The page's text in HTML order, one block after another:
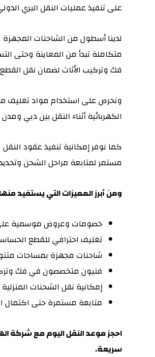
على تنفيذ عمليات النقل البري
لدينا أسطول من الشاحنات المجهزة
متكاملة تبدأ من المعاينة وحتى
فك وتركيب الأثاث لضمان نقل
ونحرص على استخدام مواد تغليف
الكهربائية أثناء النقل بين دبي
كما نوفر إمكانية تنفيذ عقود
مستمر لمتابعة مراحل الشحن
ومن أبرز المميزات التي يستفيد
خصومات وعروض موسمية
تغليف احترافي للقطع
شاحنات مجهزة بمساحات
فنيون متخصصون في فك
إمكانية نقل الشحنات
متابعة مستمرة حتى اكتمال
احجز موعد النقل اليوم مع شركة
سريعة.